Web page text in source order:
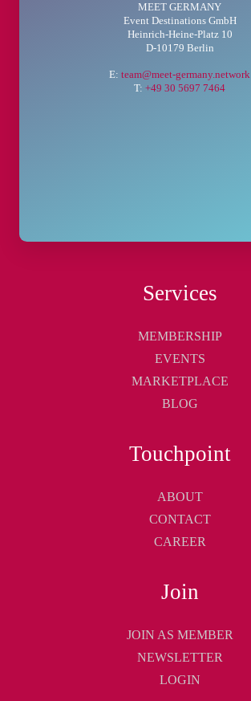
MEET GERMANY
Event Destinations GmbH
Heinrich-Heine-Platz 10
D-10179 Berlin
E: team@meet-germany.network
T: +49 30 5697 7464
Services
MEMBERSHIP
EVENTS
MARKETPLACE
BLOG
Touchpoint
ABOUT
CONTACT
CAREER
Join
JOIN AS MEMBER
NEWSLETTER
LOGIN